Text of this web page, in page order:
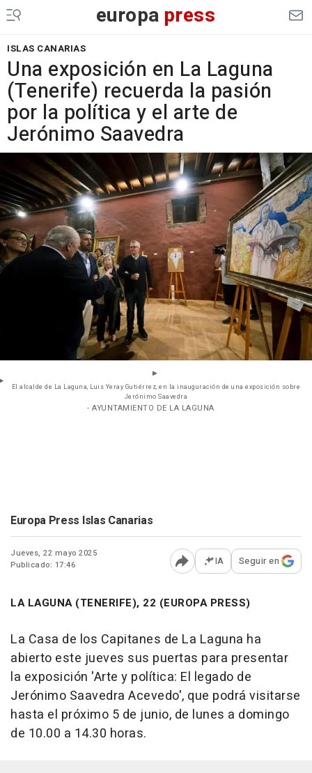
europa press
ISLAS CANARIAS
Una exposición en La Laguna
(Tenerife) recuerda la pasión
por la política y el arte de
Jerónimo Saavedra
El alcalde de La Laguna, Luis Yeray Gutiérrez, en la inauguración de una exposición sobre
Jerónimo Saavedra
- AYUNTAMIENTO DE LA LAGUNA
Europa Press Islas Canarias
Jueves, 22 mayo 2025
Publicado: 17:46
Abrir opciones para
IA Seguir en
LA LAGUNA (TENERIFE), 22 (EUROPA PRESS)
La Casa de los Capitanes de La Laguna ha
abierto este jueves sus puertas para presentar
la exposición 'Arte y política: El legado de
Jerónimo Saavedra Acevedo', que podrá visitarse
hasta el próximo 5 de junio, de lunes a domingo
de 10.00 a 14.30 horas.